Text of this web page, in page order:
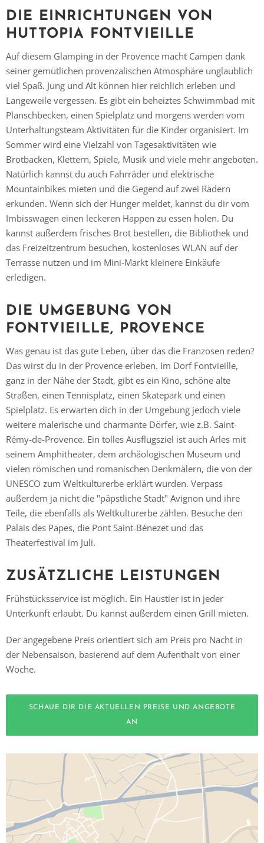
DIE EINRICHTUNGEN VON
HUTTOPIA FONTVIEILLE
Auf diesem Glamping in der Provence macht Campen dank
seiner gemütlichen provenzalischen Atmosphäre unglaublich
viel Spaß. Jung und Alt können hier reichlich erleben und
Langeweile vergessen. Es gibt ein beheiztes Schwimmbad mit
Planschbecken, einen Spielplatz und morgens werden vom
Unterhaltungsteam Aktivitäten für die Kinder organisiert. Im
Sommer wird eine Vielzahl von Tagesaktivitäten wie
Brotbacken, Klettern, Spiele, Musik und viele mehr angeboten.
Natürlich kannst du auch Fahrräder und elektrische
Mountainbikes mieten und die Gegend auf zwei Rädern
erkunden. Wenn sich der Hunger meldet, kannst du dir vom
Imbisswagen einen leckeren Happen zu essen holen. Du
kannst außerdem frisches Brot bestellen, die Bibliothek und
das Freizeitzentrum besuchen, kostenloses WLAN auf der
Terrasse nutzen und im Mini-Markt kleinere Einkäufe
erledigen.
DIE UMGEBUNG VON
FONTVIEILLE, PROVENCE
Was genau ist das gute Leben, über das die Franzosen reden?
Das wirst du in der Provence erleben. Im Dorf Fontvieille,
ganz in der Nähe der Stadt, gibt es ein Kino, schöne alte
Straßen, einen Tennisplatz, einen Skatepark und einen
Spielplatz. Es erwarten dich in der Umgebung jedoch viele
weitere malerische und charmante Dörfer, wie z.B. Saint-
Rémy-de-Provence. Ein tolles Ausflugsziel ist auch Arles mit
seinem Amphitheater, dem archäologischen Museum und
vielen römischen und romanischen Denkmälern, die von der
UNESCO zum Weltkulturerbe erklärt wurden. Verpass
außerdem ja nicht die "päpstliche Stadt" Avignon und ihre
Teile, die ebenfalls als Weltkulturerbe zählen. Besuche den
Palais des Papes, die Pont Saint-Bénezet und das
Theaterfestival im Juli.
ZUSÄTZLICHE LEISTUNGEN
Frühstücksservice ist möglich. Ein Haustier ist in jeder
Unterkunft erlaubt. Du kannst außerdem einen Grill mieten.
Der angegebene Preis orientiert sich am Preis pro Nacht in
der Nebensaison, basierend auf dem Aufenthalt von einer
Woche.
SCHAUE DIR DIE AKTUELLEN PREISE UND ANGEBOTE
AN
Vielen Dank für das Abonnieren unseres Newsletters.